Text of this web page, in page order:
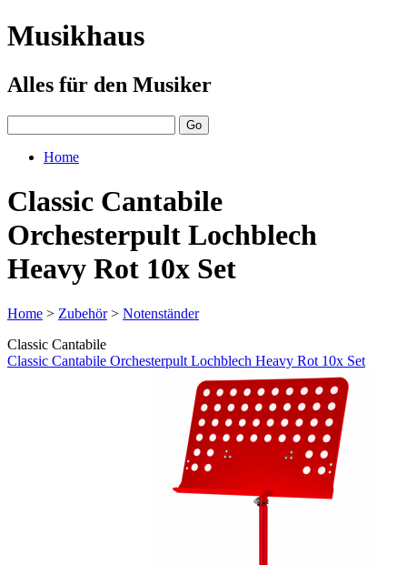
Musikhaus
Alles für den Musiker
Home
Classic Cantabile
Orchesterpult Lochblech
Heavy Rot 10x Set
Home > Zubehör> Notenständer
Classic Cantabile
Classic Cantabile Orchesterpult Lochblech Heavy Rot 10x Set